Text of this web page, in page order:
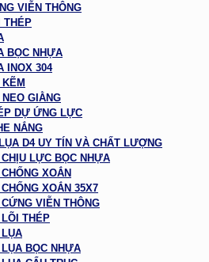
VIỄN THÔNG
THÉP
BỌC NHỰA
INOX 304
GIẰNG
DỰ ỨNG LỰC
NẮNG
D4 UY TÍN VÀ CHẤT LƯỢNG
LỰC BỌC NHỰA
XOẮN
XOẮN 35X7
VIỄN THÔNG
THÉP
LỤA
BỌC NHỰA